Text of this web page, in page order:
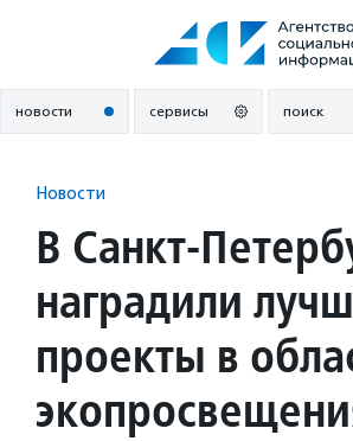
новости сервисы поиск
Новости
В Санкт-
наградили
проекты в